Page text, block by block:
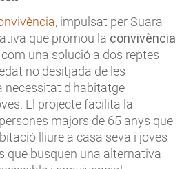
, impulsat per Suara
que promou la convivència
com una solució a dos reptes
no desitjada de les
necessitat d'habitatge
El projecte facilita la
majors de 65 anys que
lliure a casa seva i joves
que busquen una alternativa